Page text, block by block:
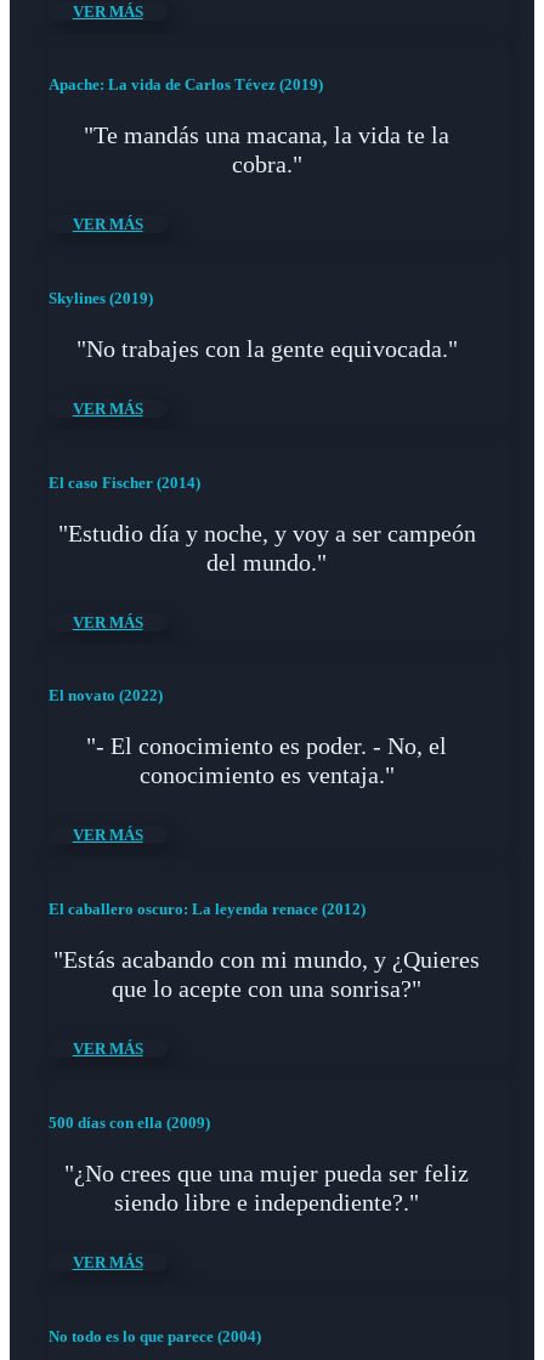
VER MÁS
Apache: La vida de Carlos Tévez (2019)
"Te mandás una macana, la vida te la
cobra."
VER MÁS
Skylines (2019)
"No trabajes con la gente equivocada."
VER MÁS
El caso Fischer (2014)
"Estudio día y noche, y voy a ser campeón
del mundo."
VER MÁS
El novato (2022)
"- El conocimiento es poder. - No, el
conocimiento es ventaja."
VER MÁS
El caballero oscuro: La leyenda renace (2012)
"Estás acabando con mi mundo, y ¿Quieres
que lo acepte con una sonrisa?"
VER MÁS
500 días con ella (2009)
"¿No crees que una mujer pueda ser feliz
siendo libre e independiente?."
VER MÁS
No todo es lo que parece (2004)